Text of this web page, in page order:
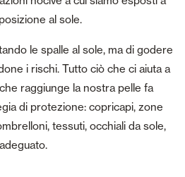
al sole.
le spalle al sole, ma di godere
i rischi. Tutto ciò che ci aiuta a
raggiunge la nostra pelle fa
di protezione: copricapi, zone
tessuti, occhiali da sole,